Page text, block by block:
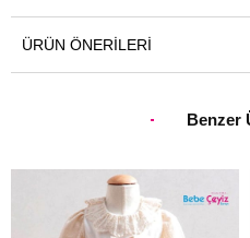
ÜRÜN ÖNERILERI
Benzer